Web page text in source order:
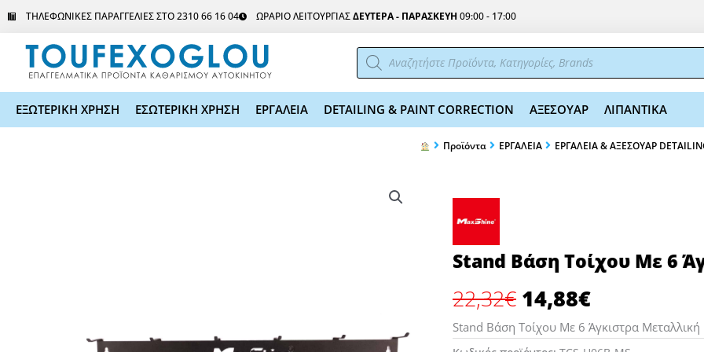
Μετάβαση
περιεχόμενο
ΤΗΛΕΦΩΝΙΚΕΣ ΠΑΡΑΓΓΕΛΙΕΣ ΣΤΟ 2310 66 16 04 ΩΡΑΡΙΟ ΛΕΙΤΟΥΡΓΙΑΣΔΕΥΤΕΡΑ - ΠΑΡΑΣΚΕΥΗ 09:00 - 17:00
Αναζήτηση
προϊόντων
ΕΞΩΤΕΡΙΚΗ ΧΡΗΣΗ ΕΣΩΤΕΡΙΚΗ ΧΡΗΣΗ ΕΡΓΑΛΕΙΑ DETAILING & PAINT CORRECTION ΑΞΕΣΟΥΑΡ ΛΙΠΑΝΤΙΚΑ
Προϊόντα EΡΓΑΛΕΙΑ ΕΡΓΑΛΕΙΑ & ΑΞΕΣΟΥΑΡ
Stand Βάση Τοίχου Με 6
22,32€ Original
price
was:
14,88€Η
τιμή
Stand Βάση Τοίχου Με 6 Άγκιστρα